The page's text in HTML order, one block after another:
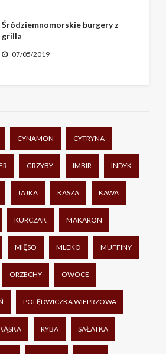
Śródziemnomorskie burgery z
grilla
07/05/2019
CYNAMON CYTRYNA
GRZYBY IMBIR INDYK
JAJKA KASZA KAWA
KURCZAK MAKARON
MIĘSO MLEKO MUFFINY
ORZECHY OWOCE
POLĘDWICZKA WIEPRZOWA
RYBA SAŁATKA